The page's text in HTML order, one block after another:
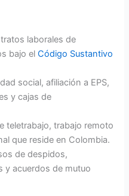
laborales de
bajo elCódigo Sustantivo
social, afiliación a EPS,
y cajas de
teletrabajo, trabajo remoto
que reside en Colombia.
de despidos,
y acuerdos de mutuo